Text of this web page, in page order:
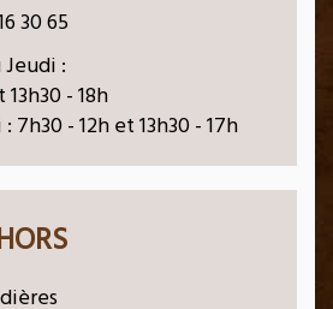
30 65
:
- 18h
- 12h et 13h30 - 17h